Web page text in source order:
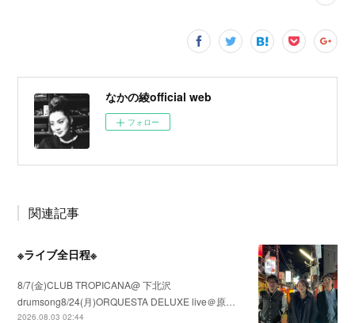
なかの綾official web
フォロー
関連記事
※ライブ全日程※
8/7(金)CLUB TROPICANA@ 下北沢
drumsong8/24(月)ORQUESTA DELUXE live＠原…
2026.08.03 02:44